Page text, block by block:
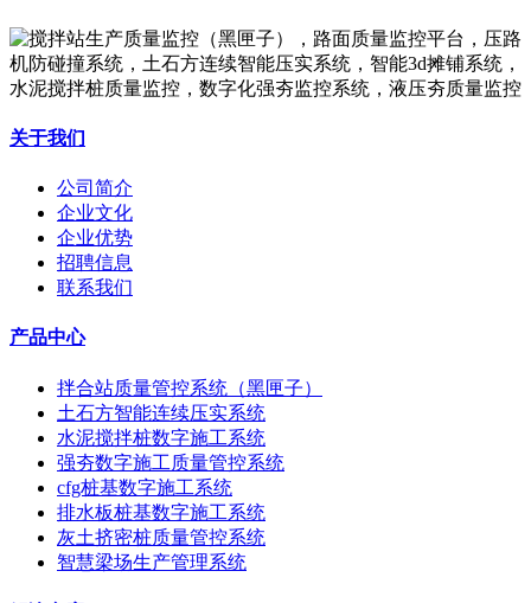
关于我们
公司简介
企业文化
企业优势
招聘信息
联系我们
产品中心
拌合站质量管控系统（黑匣子）
土石方智能连续压实系统
水泥搅拌桩数字施工系统
强夯数字施工质量管控系统
cfg桩基数字施工系统
排水板桩基数字施工系统
灰土挤密桩质量管控系统
智慧梁场生产管理系统